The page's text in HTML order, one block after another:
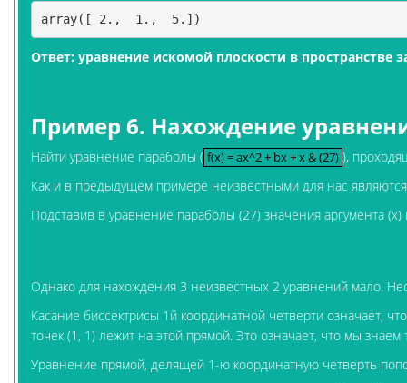
array([ 2.,  1.,  5.])
Ответ: уравнение искомой плоскости в пространстве
Пример 6. Нахождение
Найти уравнение параболы ( f(x) = ax^2 + bx + x & (27)
f(x) = ax^2 + bx + x & (27)),
Как и в предыдущем примере неизвестными для нас
Подставив в уравнение параболы (27) значения аргумента
Однако для нахождения 3 неизвестных 2 уравнений мало.
Касание биссектрисы 1й координатной четверти означает,
точек (1, 1) лежит на этой прямой. Это означает, что мы знаем
Уравнение прямой, делящей 1-ю координатную четверть